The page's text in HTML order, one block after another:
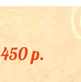
Гвардейский
450 p.